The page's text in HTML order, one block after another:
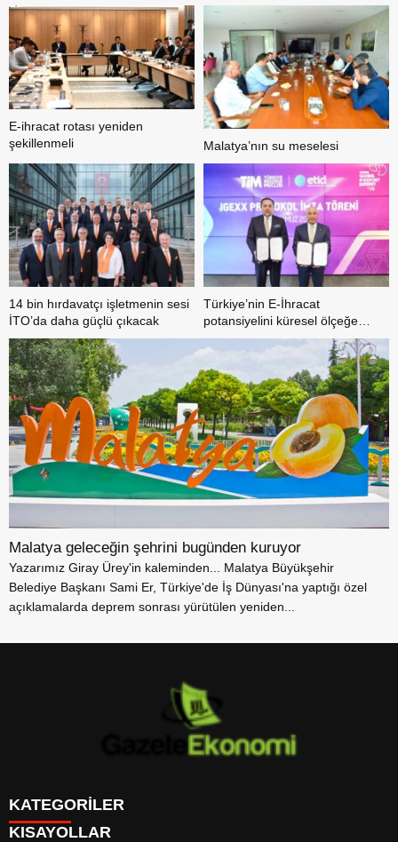
E-ihracat rotası yeniden
şekillenmeli
Malatya geleceğin şehrini bugünden kuruyor
Yazarımız Giray Ürey'in kaleminden... Malatya Büyükşehir
Belediye Başkanı Sami Er, Türkiye'de İş Dünyası'na yaptığı özel
açıklamalarda deprem sonrası yürütülen yeniden...
Malatya’nın su meselesi
14 bin hırdavatçı işletmenin sesi
İTO’da daha güçlü çıkacak
Türkiye’nin E-İhracat
potansiyelini küresel ölçeğe
taşıyacak iş birliği
KATEGORİLER
KISAYOLLAR